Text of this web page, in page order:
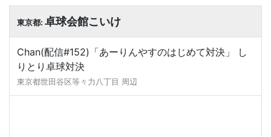
東京都: 卓球会館こいけ
Chan(配信#152)「あーりんやすのはじめて対決」 し
りとり卓球対決
東京都世田谷区等々力八丁目 周辺